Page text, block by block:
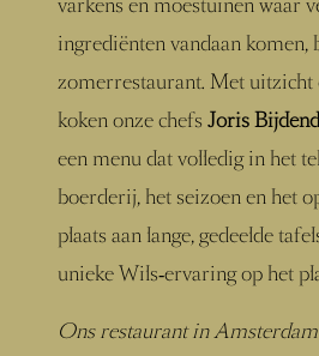
varkens en moestuinen waar
ingrediënten vandaan komen,
zomerrestaurant. Met uitzicht
koken onze chefs Joris
een menu dat volledig in het
boerderij, het seizoen en het
plaats aan lange, gedeelde
unieke Wils‑ervaring op het
Ons restaurant in